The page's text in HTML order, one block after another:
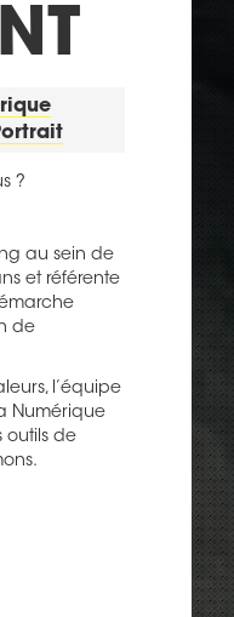
?
au sein de
et référente
de
l’équipe
Numérique
outils de